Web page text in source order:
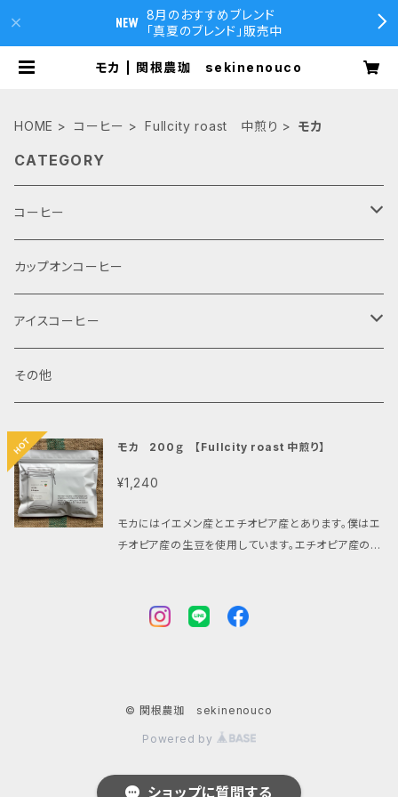
8月のおすすめブレンド
「真夏のブレンド」販売中
モカ | 関根農珈 sekinenouco
HOME コーヒー Fullcity roast 中煎り モカ
CATEGORY
コーヒー
Fullcity roast 中煎り
プレミアムマイルドブレンド
モカ
ブルーマウンテンブレンド
French roast 深煎り
デカフェ・ブレンド
タンザニア
マンデリン
お試しセット 100g 2袋
お試しセット 100g 4袋
カップオンコーヒー
アイスコーヒー
アイスコーヒー
３本
６本
その他
モカ 200ｇ 【Fullcity roast 中煎り】
¥1,240
モカにはイエメン産とエチオピア産とあります。僕はエ
チオピア産の生豆を使用しています。エチオピア産の方
おすすめ ～個性的で豊かな香り コクあり 酸っぱく
ない～ 個性のある生豆ほど焙煎に神経を使います。エ
れた気がします。納得できる様に焼き上げた時にはやは
りやりがいを感じます。モカがそれほど好きではなかっ
（エチオピア産）について エチオピアの南西部、シダモ
© 関根農珈 sekinenouco
Powered by
ショップに質問する